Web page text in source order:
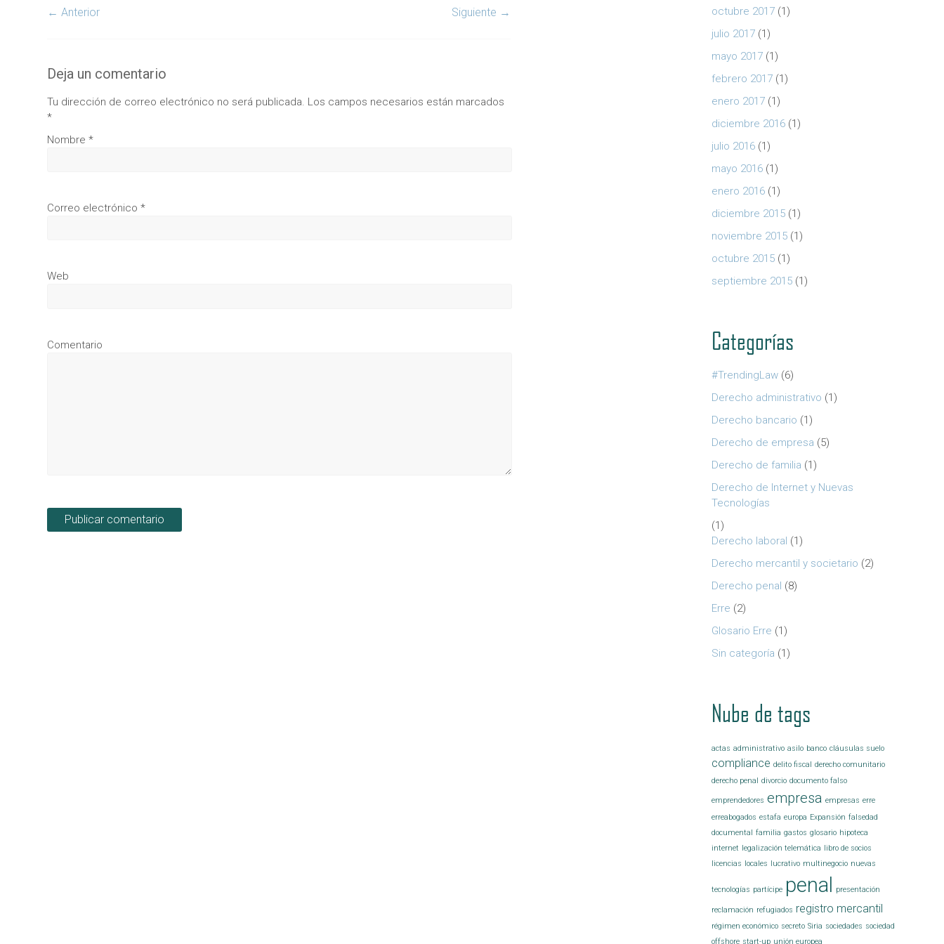
← Anterior Siguiente →
Deja un comentario
Tu dirección de correo electrónico no será publicada. Los campos necesarios están marcados
*
Nombre*
Correo electrónico*
Web
Comentario
octubre 2017(1)
julio 2017(1)
mayo 2017(1)
febrero 2017(1)
enero 2017(1)
diciembre 2016(1)
julio 2016(1)
mayo 2016(1)
enero 2016(1)
diciembre 2015(1)
noviembre 2015(1)
octubre 2015(1)
septiembre 2015(1)
Categorías
#TrendingLaw(6)
Derecho administrativo (1)
Derecho bancario (1)
Derecho de empresa (5)
Derecho de familia (1)
Derecho de Internet y Nuevas
Tecnologías
(1)
Derecho laboral (1)
Derecho mercantil y societario (2)
Derecho penal (8)
Erre (2)
Glosario Erre (1)
Sin categoría (1)
Nube de tags
actas administrativo asilo banco cláusulas suelo
compliance delito fiscal derecho comunitario
derecho penal divorcio documento falso
emprendedores empresa empresas erre
erreabogados estafa europa Expansión falsedad
documental familia gastos glosario hipoteca
internet legalización telemática libro de socios
licencias locales lucrativo multinegocio nuevas
tecnologías partícipe penal presentación
reclamación refugiados registro mercantil
régimen económico secreto Siria sociedades sociedad
offshore start-up unión europea